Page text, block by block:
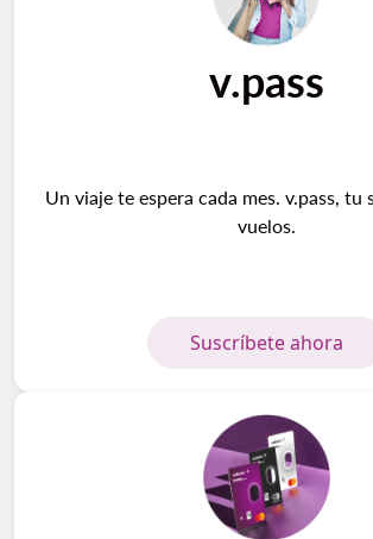
v.pass
Un viaje te espera cada mes. v.pass, tu
vuelos.
Suscríbete ahora